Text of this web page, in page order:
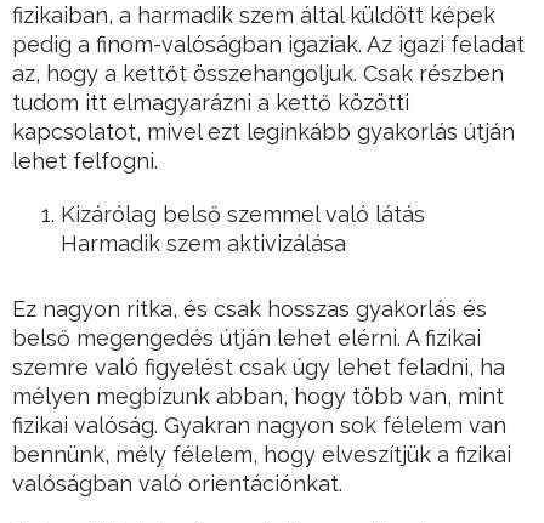
fizikaiban, a harmadik szem által küldött képek
pedig a finom-valóságban igaziak. Az igazi feladat
az, hogy a kettőt összehangoljuk. Csak részben
tudom itt elmagyarázni a kettő közötti
kapcsolatot, mivel ezt leginkább gyakorlás útján
lehet felfogni.
Kizárólag belső szemmel való látás
Harmadik szem aktivizálása
Ez nagyon ritka, és csak hosszas gyakorlás és
belső megengedés útján lehet elérni. A fizikai
szemre való figyelést csak úgy lehet feladni, ha
mélyen megbízunk abban, hogy több van, mint
fizikai valóság. Gyakran nagyon sok félelem van
bennünk, mély félelem, hogy elveszítjük a fizikai
valóságban való orientációnkat.